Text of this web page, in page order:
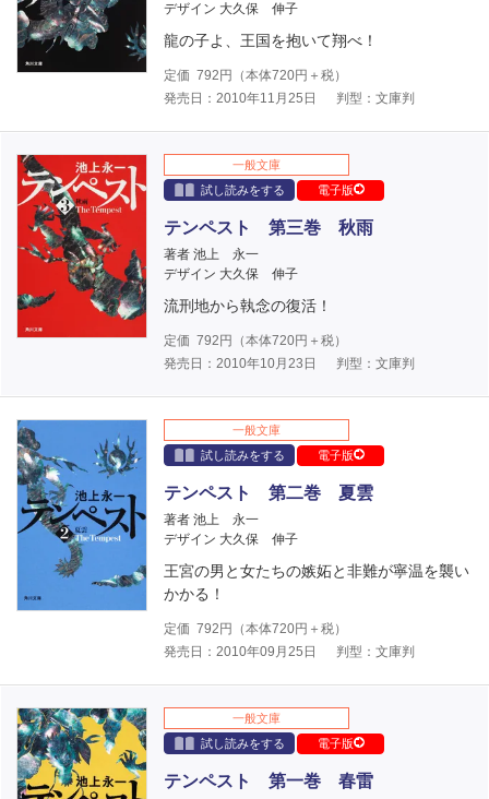
デザイン 大久保 伸子
龍の子よ、王国を抱いて翔べ！
定価 792 円（本体720円＋税）
発売日：2010年11月25日
判型：文庫判
一般文庫
試し読みをする
電子版
テンペスト 第三巻 秋雨
著者 池上 永一
デザイン 大久保 伸子
流刑地から執念の復活！
定価 792 円（本体720円＋税）
発売日：2010年10月23日
判型：文庫判
一般文庫
試し読みをする
電子版
テンペスト 第二巻 夏雲
著者 池上 永一
デザイン 大久保 伸子
王宮の男と女たちの嫉妬と非難が寧温を襲い
かかる！
定価 792 円（本体720円＋税）
発売日：2010年09月25日
判型：文庫判
一般文庫
試し読みをする
電子版
テンペスト 第一巻 春雷